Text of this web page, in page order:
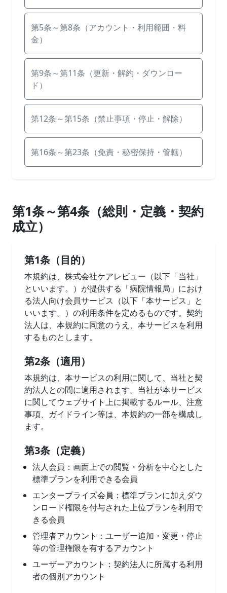
第5条～第8条（アカウント・利用範囲・料
金）
第9条～第11条（更新・解約・ダウンロー
ド）
第12条～第15条（禁止事項・停止・解除）
第16条～第23条（免責・秘密保持・管轄）
第1条～第4条（総則・定義・契約
成立）
第1条（目的）
本規約は、株式会社ケアレビュー（以下「当社」
といいます。）が提供する「病院情報局」におけ
る法人向け会員サービス（以下「本サービス」と
いいます。）の利用条件を定めるものです。契約
法人は、本規約に同意のうえ、本サービスを利用
するものとします。
第2条（適用）
本規約は、本サービスの利用に関して、当社と契
約法人との間に適用されます。当社が本サービス
に関してウェブサイト上に掲載するルール、注意
事項、ガイドライン等は、本規約の一部を構成し
ます。
第3条（定義）
法人会員：画面上での閲覧・分析を中心とした
標準プランを利用できる会員
エンタープライズ会員：標準プランに加えダウ
ンロード権限を付与された上位プランを利用で
きる会員
管理者アカウント：ユーザー追加・変更・停止
等の管理権限を有するアカウント
ユーザーアカウント：契約法人に所属する利用
者の個別アカウント